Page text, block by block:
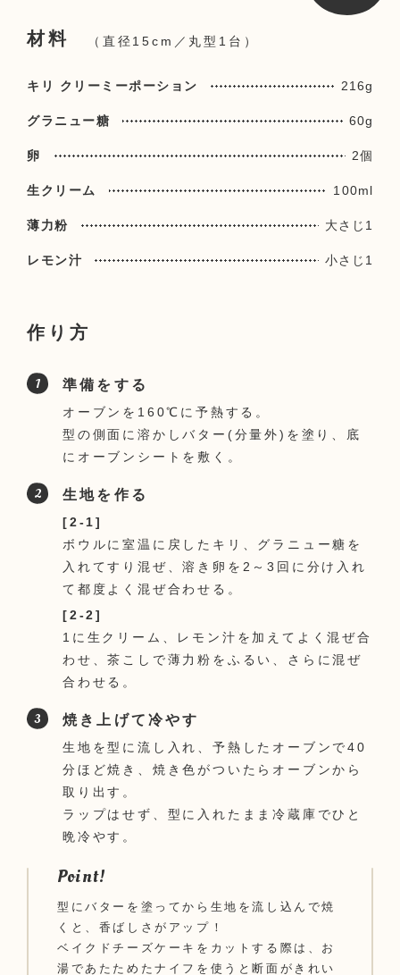
材料 （直径15cm／丸型1台）
キリ クリーミーポーション 216g
グラニュー糖 60g
卵 2個
生クリーム 100ml
薄力粉 大さじ1
レモン汁 小さじ1
作り方
準備をする
オーブンを160℃に予熱する。
型の側面に溶かしバター(分量外)を塗り、底
にオーブンシートを敷く。
生地を作る
[2-1]
ボウルに室温に戻したキリ、グラニュー糖を
入れてすり混ぜ、溶き卵を2～3回に分け入れ
て都度よく混ぜ合わせる。
[2-2]
1に生クリーム、レモン汁を加えてよく混ぜ合
わせ、茶こしで薄力粉をふるい、さらに混ぜ
合わせる。
焼き上げて冷やす
生地を型に流し入れ、予熱したオーブンで40
分ほど焼き、焼き色がついたらオーブンから
取り出す。
ラップはせず、型に入れたまま冷蔵庫でひと
晩冷やす。
Point!
型にバターを塗ってから生地を流し込んで焼
くと、香ばしさがアップ！
ベイクドチーズケーキをカットする際は、お
湯であたためたナイフを使うと断面がきれい